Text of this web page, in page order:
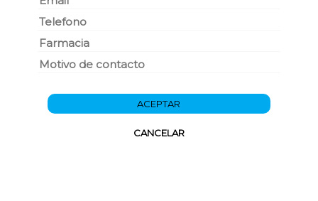
ACEPTAR
CANCELAR